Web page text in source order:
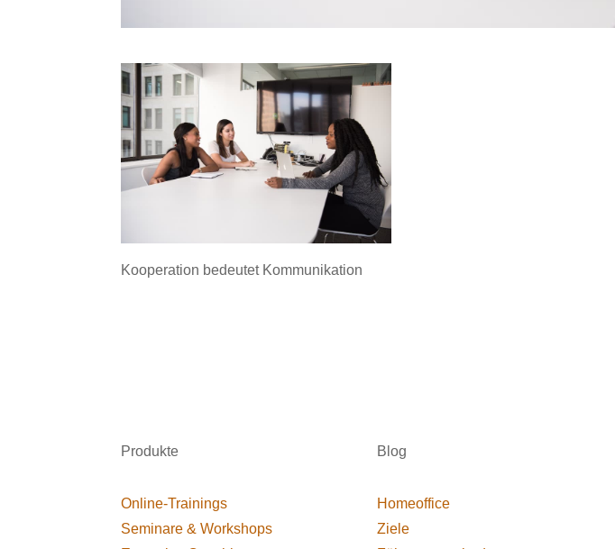
Kooperation bedeutet Kommunikation
Produkte
Online-Trainings
Seminare & Workshops
Blog
Homeoffice
Ziele